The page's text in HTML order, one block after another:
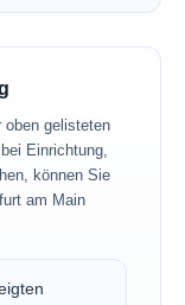
oben gelisteten
Einrichtung,
können Sie
am Main